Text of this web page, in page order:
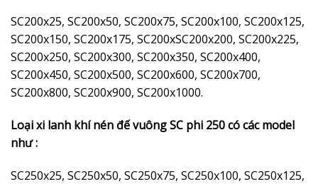
SC200x25, SC200x50, SC200x75, SC200x100, SC200x125,
SC200x150, SC200x175, SC200xSC200x200, SC200x225,
SC200x250, SC200x300, SC200x350, SC200x400,
SC200x450, SC200x500, SC200x600, SC200x700,
SC200x800, SC200x900, SC200x1000.
Loại xi lanh khí nén đế vuông SC phi 250 có các model
như :
SC250x25, SC250x50, SC250x75, SC250x100, SC250x125,